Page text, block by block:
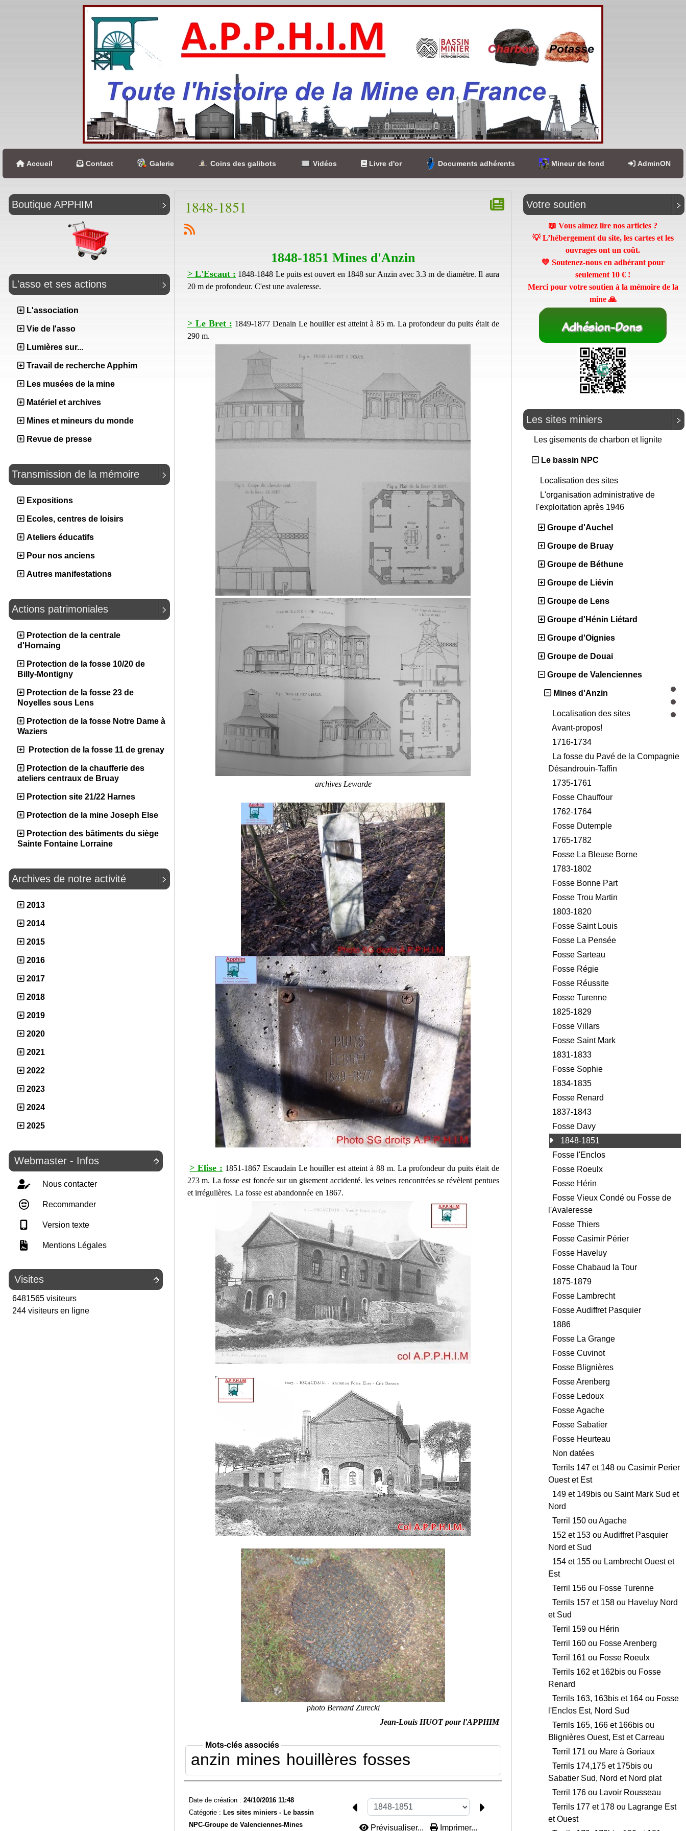
Accueil Contact Galerie Coins des galibots Vidéos Livre d'or Documents adhérents Mineur de fond AdminON
Boutique APPHIM
L'asso et ses actions
L'association
Vie de l'asso
Lumières sur...
Travail de recherche Apphim
Les musées de la mine
Matériel et archives
Mines et mineurs du monde
Revue de presse
Transmission de la mémoire
Expositions
Ecoles, centres de loisirs
Ateliers éducatifs
Pour nos anciens
Autres manifestations
Actions patrimoniales
Protection de la centrale
d'Hornaing
Protection de la fosse 10/20 de
Billy-Montigny
Protection de la fosse 23 de
Noyelles sous Lens
Protection de la fosse Notre Dame à
Waziers
Protection de la fosse 11 de grenay
Protection de la chaufferie des
ateliers centraux de Bruay
Protection site 21/22 Harnes
Protection de la mine Joseph Else
Protection des bâtiments du siège
Sainte Fontaine Lorraine
Archives de notre activité
2013
2014
2015
2016
2017
2018
2019
2020
2021
2022
2023
2024
2025

Webmaster - Infos
Nous contacter
Recommander
Version texte
Mentions Légales

Visites
6481565 visiteurs
244 visiteurs en ligne
1848-1851
1848-1851 Mines d'Anzin
> L'Escaut : 1848-1848 Le puits est ouvert en 1848 sur Anzin avec 3.3 m de diamètre. Il aura
20 m de profondeur. C'est une avaleresse.
> Le Bret : 1849-1877 Denain Le houiller est atteint à 85 m. La profondeur du puits était de
290 m.
archives Lewarde
> Elise : 1851-1867 Escaudain Le houiller est atteint à 88 m. La profondeur du puits était de
273 m. La fosse est foncée sur un gisement accidenté. les veines rencontrées se révèlent pentues
et irrégulières. La fosse est abandonnée en 1867.
photo Bernard Zurecki
Jean-Louis HUOT pour l'APPHIM
Mots-clés associés
anzin mines houillères fosses
Date de création : 24/10/2016 11:48
Catégorie : Les sites miniers - Le bassin
NPC-Groupe de Valenciennes-Mines Prévisualiser... Imprimer...
Votre soutien
📖 Vous aimez lire nos articles ?
💡 L’hébergement du site, les cartes et les
ouvrages ont un coût.
💛 Soutenez-nous en adhérant pour
seulement 10 € !
Merci pour votre soutien à la mémoire de la
mine 🙏
Les sites miniers
Les gisements de charbon et lignite
Le bassin NPC
Localisation des sites
L'organisation administrative de
l'exploitation après 1946
Groupe d'Auchel
Groupe de Bruay
Groupe de Béthune
Groupe de Liévin
Groupe de Lens
Groupe d'Hénin Liétard
Groupe d'Oignies
Groupe de Douai
Groupe de Valenciennes
Mines d'Anzin
Localisation des sites
Avant-propos!
1716-1734
La fosse du Pavé de la Compagnie
Désandrouin-Taffin
1735-1761
Fosse Chauffour
1762-1764
Fosse Dutemple
1765-1782
Fosse La Bleuse Borne
1783-1802
Fosse Bonne Part
Fosse Trou Martin
1803-1820
Fosse Saint Louis
Fosse La Pensée
Fosse Sarteau
Fosse Régie
Fosse Réussite
Fosse Turenne
1825-1829
Fosse Villars
Fosse Saint Mark
1831-1833
Fosse Sophie
1834-1835
Fosse Renard
1837-1843
Fosse Davy
1848-1851
Fosse l'Enclos
Fosse Roeulx
Fosse Hérin
Fosse Vieux Condé ou Fosse de
l'Avaleresse
Fosse Thiers
Fosse Casimir Périer
Fosse Haveluy
Fosse Chabaud la Tour
1875-1879
Fosse Lambrecht
Fosse Audiffret Pasquier
1886
Fosse La Grange
Fosse Cuvinot
Fosse Blignières
Fosse Arenberg
Fosse Ledoux
Fosse Agache
Fosse Sabatier
Fosse Heurteau
Non datées
Terrils 147 et 148 ou Casimir Perier
Ouest et Est
149 et 149bis ou Saint Mark Sud et
Nord
Terril 150 ou Agache
152 et 153 ou Audiffret Pasquier
Nord et Sud
154 et 155 ou Lambrecht Ouest et
Est
Terril 156 ou Fosse Turenne
Terrils 157 et 158 ou Haveluy Nord
et Sud
Terril 159 ou Hérin
Terril 160 ou Fosse Arenberg
Terril 161 ou Fosse Roeulx
Terrils 162 et 162bis ou Fosse
Renard
Terrils 163, 163bis et 164 ou Fosse
l'Enclos Est, Nord Sud
Terrils 165, 166 et 166bis ou
Blignières Ouest, Est et Carreau
Terril 171 ou Mare à Goriaux
Terrils 174,175 et 175bis ou
Sabatier Sud, Nord et Nord plat
Terril 176 ou Lavoir Rousseau
Terrils 177 et 178 ou Lagrange Est
et Ouest